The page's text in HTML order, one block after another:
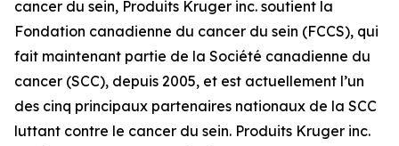
cancer du sein, Produits Kruger inc. soutient la
Fondation canadienne du cancer du sein (FCCS), qui
fait maintenant partie de la Société canadienne du
cancer (SCC), depuis 2005, et est actuellement l’un
des cinq principaux partenaires nationaux de la SCC
luttant contre le cancer du sein. Produits Kruger inc.